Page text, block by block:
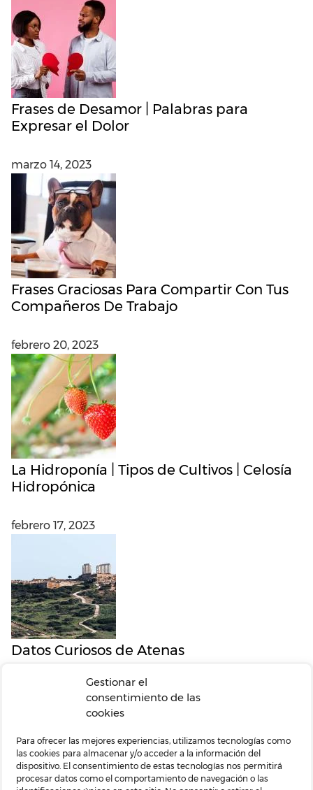
Gestionar el
consentimiento de las
cookies
Para ofrecer las mejores experiencias, utilizamos tecnologías como
las cookies para almacenar y/o acceder a la información del
dispositivo. El consentimiento de estas tecnologías nos permitirá
procesar datos como el comportamiento de navegación o las
Frases de Desamor | Palabras para
Expresar el Dolor
marzo 14, 2023
Frases Graciosas Para Compartir Con Tus
Compañeros De Trabajo
febrero 20, 2023
La Hidroponía | Tipos de Cultivos | Celosía
Hidropónica
febrero 17, 2023
Datos Curiosos de Atenas
febrero 17, 2023